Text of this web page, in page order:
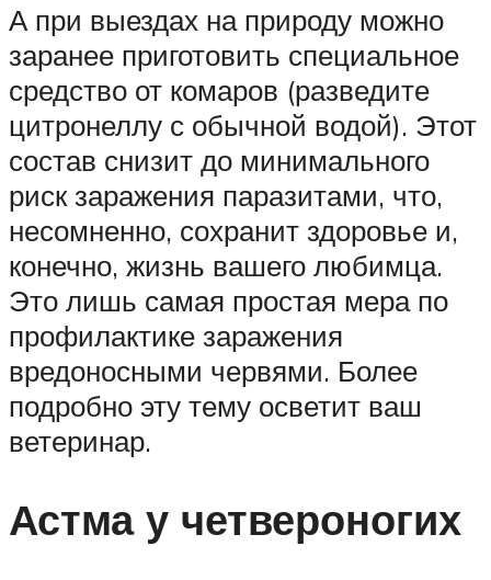
А при выездах на природу можно
заранее приготовить специальное
средство от комаров (разведите
цитронеллу с обычной водой). Этот
состав снизит до минимального
риск заражения паразитами, что,
несомненно, сохранит здоровье и,
конечно, жизнь вашего любимца.
Это лишь самая простая мера по
профилактике заражения
вредоносными червями. Более
подробно эту тему осветит ваш
ветеринар.
Астма у четвероногих